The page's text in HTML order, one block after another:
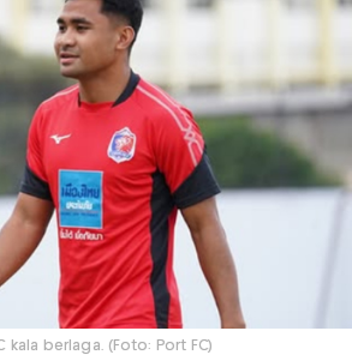
kala berlaga. (Foto: Port FC)